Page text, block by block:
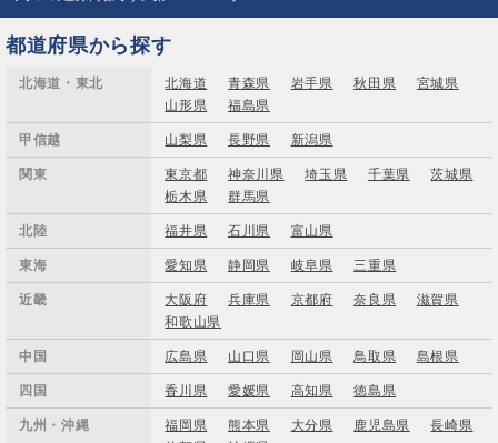
都道府県から探す
北海道・東北 北海道 青森県 岩手県 秋田県
宮城県
山形県
福島県
甲信越 山梨県 長野県 新潟県
関東 東京都 神奈川県 埼玉県 千葉県
茨城県
栃木県
群馬県
北陸 福井県 石川県 富山県
東海 愛知県 静岡県 岐阜県 三重県
近畿 大阪府 兵庫県 京都府 奈良県
滋賀県
和歌山県
中国 広島県 山口県 岡山県 鳥取県 島根県
四国 香川県 愛媛県 高知県 徳島県
九州・沖縄 福岡県 熊本県 大分県 鹿児島県
長崎県